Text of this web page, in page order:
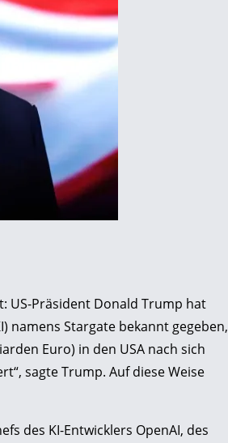
US-Präsident Donald Trump hat
namens Stargate bekannt gegeben,
Euro) in den USA nach sich
sagte Trump. Auf diese Weise
des KI-Entwicklers OpenAI, des